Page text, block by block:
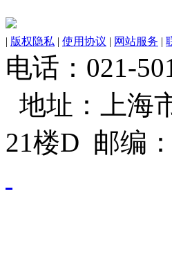
| 版权隐私 | 使用协议 | 网站服务 |
电话：021-
地址：上海
21楼D 邮编